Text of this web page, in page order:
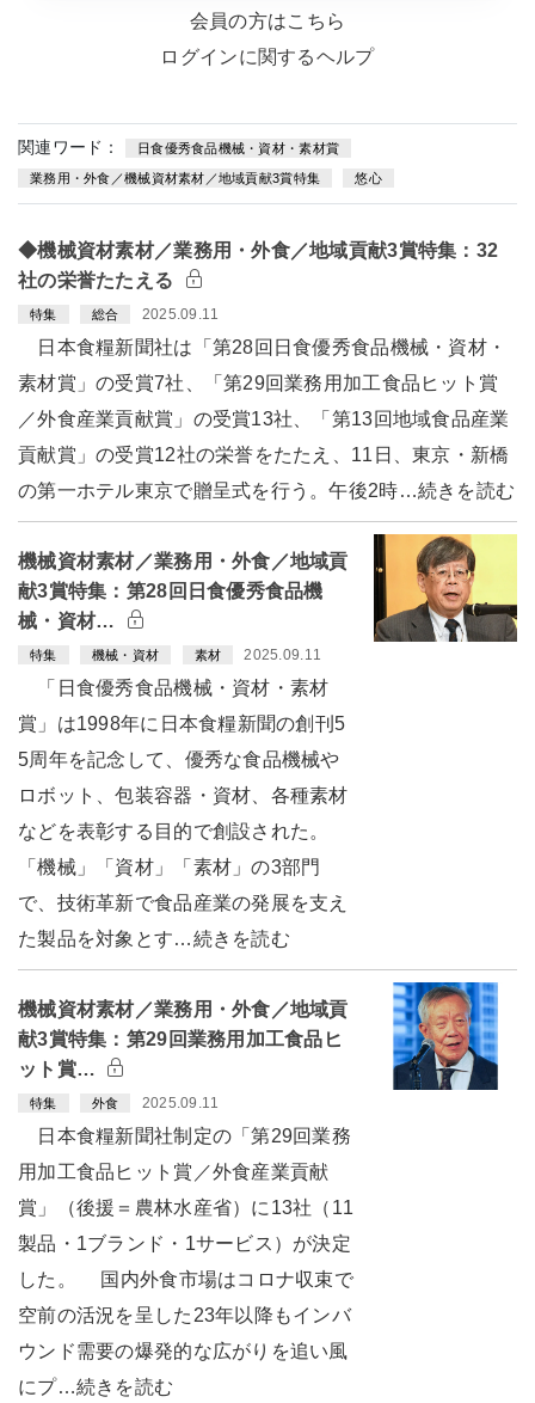
会員の方はこちら
ログインに関するヘルプ
関連ワード： 日食優秀食品機械・資材・素材賞
業務用・外食／機械資材素材／地域貢献3賞特集 悠心
◆機械資材素材／業務用・外食／地域貢献3賞特集：32
社の栄誉たたえる
特集 総合 2025.09.11
日本食糧新聞社は「第28回日食優秀食品機械・資材・
素材賞」の受賞7社、「第29回業務用加工食品ヒット賞
／外食産業貢献賞」の受賞13社、「第13回地域食品産業
貢献賞」の受賞12社の栄誉をたたえ、11日、東京・新橋
の第一ホテル東京で贈呈式を行う。午後2時…続きを読む
機械資材素材／業務用・外食／地域貢
献3賞特集：第28回日食優秀食品機
械・資材…
特集 機械・資材 素材 2025.09.11
「日食優秀食品機械・資材・素材
賞」は1998年に日本食糧新聞の創刊5
5周年を記念して、優秀な食品機械や
ロボット、包装容器・資材、各種素材
などを表彰する目的で創設された。
「機械」「資材」「素材」の3部門
で、技術革新で食品産業の発展を支え
た製品を対象とす…続きを読む
機械資材素材／業務用・外食／地域貢
献3賞特集：第29回業務用加工食品ヒ
ット賞…
特集 外食 2025.09.11
日本食糧新聞社制定の「第29回業務
用加工食品ヒット賞／外食産業貢献
賞」（後援＝農林水産省）に13社（11
製品・1ブランド・1サービス）が決定
した。 国内外食市場はコロナ収束で
空前の活況を呈した23年以降もインバ
ウンド需要の爆発的な広がりを追い風
にプ…続きを読む